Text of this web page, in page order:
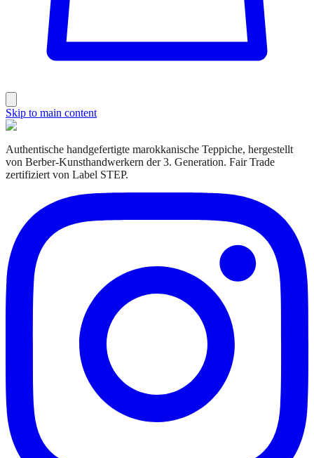
Skip to main content
Authentische handgefertigte marokkanische Teppiche, hergestellt
von Berber-Kunsthandwerkern der 3. Generation. Fair Trade
zertifiziert von Label STEP.